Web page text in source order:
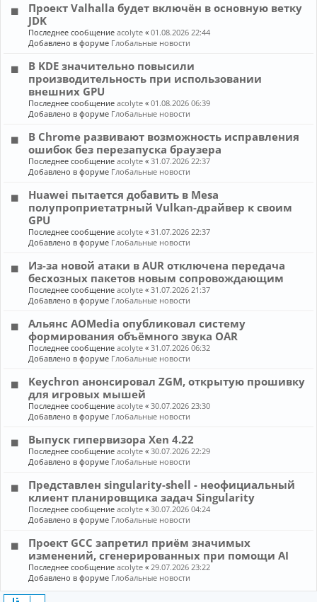
Проект Valhalla будет включён в основную ветку
JDK
Последнее сообщениеacolyte «01.08.2026 22:44
Добавлено в форуме Глобальные новости
В KDE значительно повысили
производительность при использовании
внешних GPU
Последнее сообщениеacolyte «01.08.2026 06:39
Добавлено в форуме Глобальные новости
В Chrome развивают возможность исправления
ошибок без перезапуска браузера
Последнее сообщениеacolyte «31.07.2026 22:37
Добавлено в форуме Глобальные новости
Huawei пытается добавить в Mesa
полупроприетатрный Vulkan-драйвер к своим
GPU
Последнее сообщениеacolyte «31.07.2026 22:37
Добавлено в форуме Глобальные новости
Из-за новой атаки в AUR отключена передача
бесхозных пакетов новым сопровождающим
Последнее сообщениеacolyte «31.07.2026 21:37
Добавлено в форуме Глобальные новости
Альянс AOMedia опубликовал систему
формирования объёмного звука OAR
Последнее сообщениеacolyte «31.07.2026 06:32
Добавлено в форуме Глобальные новости
Keychron анонсировал ZGM, открытую прошивку
для игровых мышей
Последнее сообщениеacolyte «30.07.2026 23:30
Добавлено в форуме Глобальные новости
Выпуск гипервизора Xen 4.22
Последнее сообщениеacolyte «30.07.2026 22:29
Добавлено в форуме Глобальные новости
Представлен singularity-shell - неофициальный
клиент планировщика задач Singularity
Последнее сообщениеacolyte «30.07.2026 04:24
Добавлено в форуме Глобальные новости
Проект GCC запретил приём значимых
изменений, сгенерированных при помощи AI
Последнее сообщениеacolyte «29.07.2026 23:22
Добавлено в форуме Глобальные новости